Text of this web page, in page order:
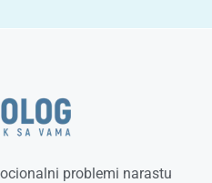
problemi narastu